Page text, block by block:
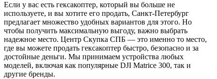
Если у вас есть гексакоптер, который вы больше не
используете, и вы хотите его продать, Санкт-Петербург
предлагает множество удобных вариантов для этого. Но
чтобы получить максимальную выгоду, важно выбрать
надежное место. Центр Скупка СПБ — это именно то место,
где вы можете продать гексакоптер быстро, безопасно и за
достойные деньги. Мы принимаем устройства любых
моделей, включая как популярные DJI Matrice 300, так и
другие бренды.